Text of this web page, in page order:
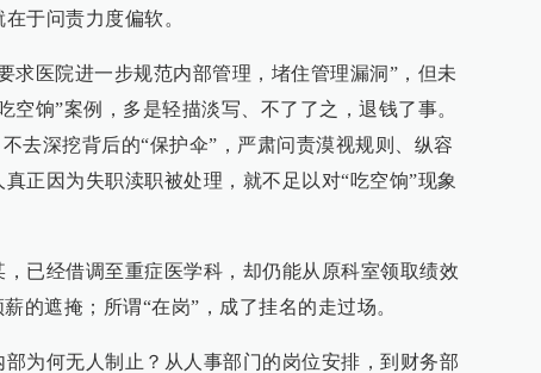
于问责力度偏软。
求医院进一步规范内部管理，堵住管理漏洞”，但未
空饷”案例，多是轻描淡写、不了了之，退钱了事。
去深挖背后的“保护伞”，严肃问责漠视规则、纵容
正因为失职渎职被处理，就不足以对“吃空饷”现象
已经借调至重症医学科，却仍能从原科室领取绩效
的遮掩；所谓“在岗”，成了挂名的走过场。
为何无人制止？从人事部门的岗位安排，到财务部